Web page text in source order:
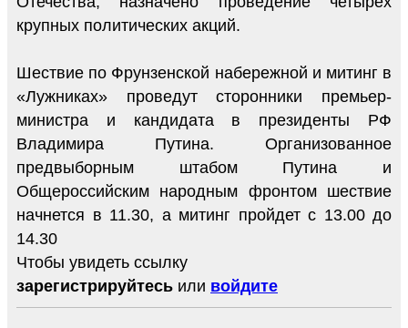
крупных политических акций.
Шествие по Фрунзенской набережной и митинг в
«Лужниках» проведут сторонники премьер-
министра и кандидата в президенты РФ
Владимира Путина. Организованное
предвыборным штабом Путина и
Общероссийским народным фронтом шествие
начнется в 11.30, а митинг пройдет с 13.00 до
14.30
Чтобы увидеть ссылку
зарегистрируйтесь или войдите